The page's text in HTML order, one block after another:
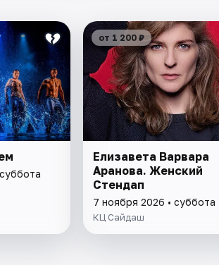
от 1 200 ₽
Елизавета Варвара
Аранова. Женский
Стендап
7 ноября 2026 • суббота
КЦ Сайдаш